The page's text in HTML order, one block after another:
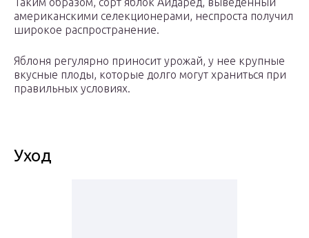
американскими селекционерами, неспроста получил
широкое распространение.
Яблоня регулярно приносит урожай, у нее крупные
вкусные плоды, которые долго могут храниться при
правильных условиях.
Уход